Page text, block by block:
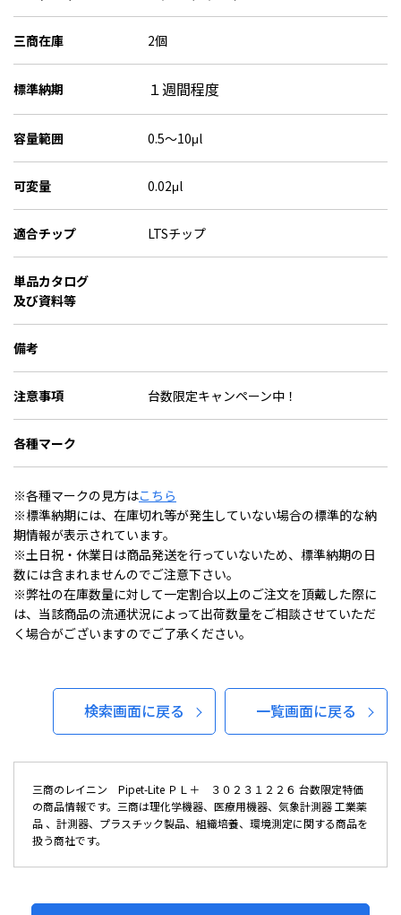
三商在庫 2個
標準納期 １週間程度
容量範囲 0.5～10μl
可変量 0.02μl
適合チップ LTSチップ
単品カタログ
及び資料等
備考
注意事項 台数限定キャンペーン中！
各種マーク
※各種マークの見方はこちら
※標準納期には、在庫切れ等が発生していない場合の標準的な納
期情報が表示されています。
※土日祝・休業日は商品発送を行っていないため、標準納期の日
数には含まれませんのでご注意下さい。
※弊社の在庫数量に対して一定割合以上のご注文を頂戴した際に
は、当該商品の流通状況によって出荷数量をご相談させていただ
く場合がございますのでご了承ください。
検索画面に戻る 一覧画面に戻る
三商のレイニン Pipet-Lite ＰＬ＋ ３０２３１２２６ 台数限定特価
の商品情報です。三商は理化学機器、医療用機器、気象計測器 工業薬
品 、計測器、プラスチック製品、組織培養、環境測定に関する商品を
扱う商社です。